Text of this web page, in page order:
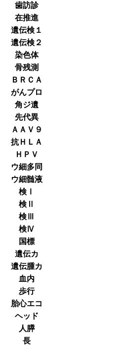
歯訪診
在推進
遺伝検１
遺伝検２
染色体
骨残測
ＢＲＣＡ
がんプロ
角ジ遺
先代異
ＡＡＶ９
抗ＨＬＡ
ＨＰＶ
ウ細多同
ウ細髄液
検Ⅰ
検Ⅱ
検Ⅲ
検Ⅳ
国標
遺伝カ
遺伝腫カ
血内
歩行
胎心エコ
ヘッド
人膵
長